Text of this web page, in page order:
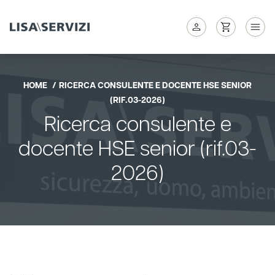
HOME
RICERCA CONSULENTE E DOCENTE HSE SENIOR
(RIF.03-2026)
Ricerca consulente e
docente HSE senior (rif.03-
2026)